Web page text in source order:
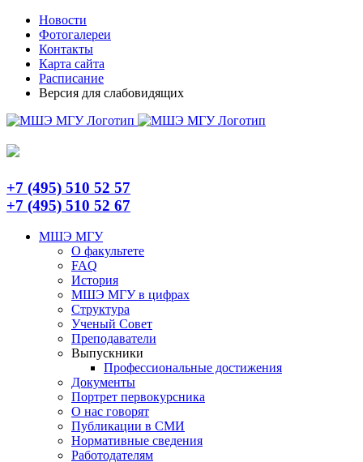
Skip
content
TelegramНовости
Фотогалереи
Контакты
Карта сайта
Расписание
Версия для слабовидящих
+7 (495) 510 52 57
+7 (495) 510 52 67
МШЭ МГУ
О факультете
FAQ
История
МШЭ МГУ в цифрах
Структура
Ученый Совет
Преподаватели
Выпускники
Профессиональные достижения
Документы
Портрет первокурсника
О нас говорят
Публикации в СМИ
Нормативные сведения
Работодателям